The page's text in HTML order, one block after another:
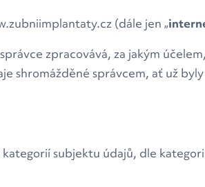
(dále jen „
zpracovává, za jakým
shromážděné správcem, ať už
subjektu údajů, dle